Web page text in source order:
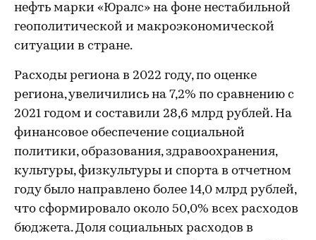
нефть марки «Юралс» на фоне нестабильной
геополитической и макроэкономической
ситуации в стране.
Расходы региона в 2022 году, по оценке
региона, увеличились на 7,2% по сравнению с
2021 годом и составили 28,6 млрд рублей. На
финансовое обеспечение социальной
политики, образования, здравоохранения,
культуры, физкультуры и спорта в отчетном
году было направлено более 14,0 млрд рублей,
что сформировало около 50,0% всех расходов
бюджета. Доля социальных расходов в